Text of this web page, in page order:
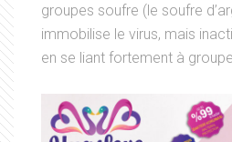
groupes soufre (le soufre
immobilise le virus, mais
en se liant fortement à